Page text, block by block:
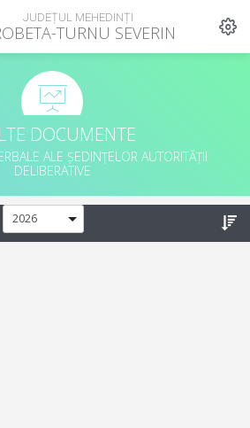
JUDEȚUL MEHEDINȚI
TURNU SEVERIN
DOCUMENTE
ALE ȘEDINȚELOR AUTORITĂȚII
DELIBERATIVE